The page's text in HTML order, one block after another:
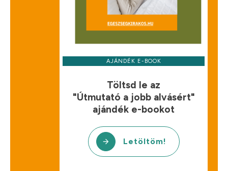
AJÁNDÉK E-BOOK
Töltsd le az
"Útmutató a jobb alvásért"
ajándék e-bookot
Letöltöm!